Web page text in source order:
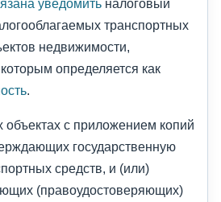
уведомить налоговый
транспортных
недвижимости,
определяется как
.
с приложением копий
государственную
средств, и (или)
(правоудостоверяющих)